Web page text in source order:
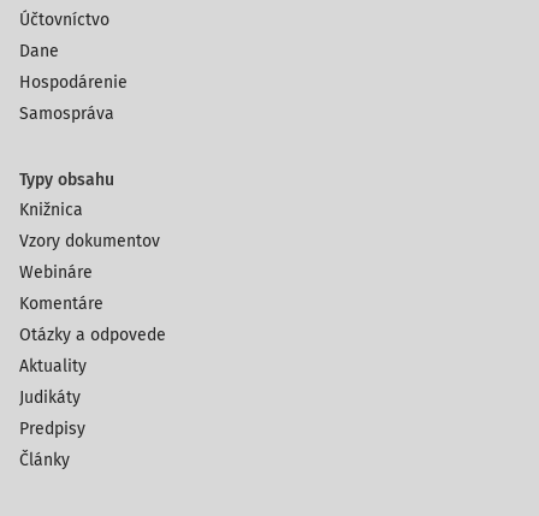
Účtovníctvo
Dane
Hospodárenie
Samospráva
Typy obsahu
Knižnica
Vzory dokumentov
Webináre
Komentáre
Otázky a odpovede
Aktuality
Judikáty
Predpisy
Články